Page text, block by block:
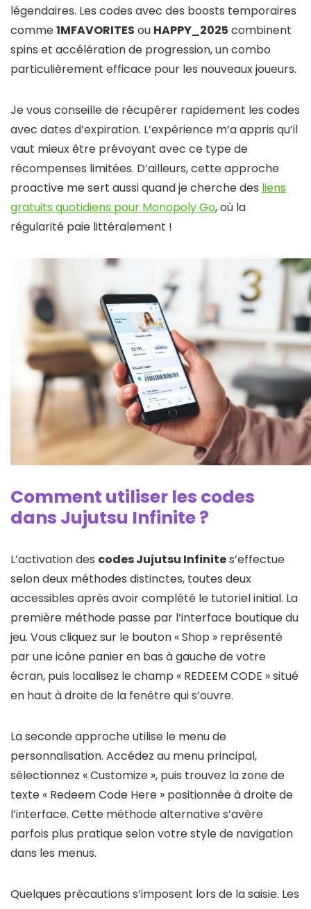
légendaires. Les codes avec des boosts temporaires
comme1MFAVORITES ou HAPPY_2025 combinent
spins et accélération de progression, un combo
particulièrement efficace pour les nouveaux joueurs.
Je vous conseille de récupérer rapidement les codes
avec dates d’expiration. L’expérience m’a appris qu’il
vaut mieux être prévoyant avec ce type de
récompenses limitées. D’ailleurs, cette approche
proactive me sert aussi quand je cherche des liens
gratuits quotidiens pour Monopoly Go, où la
régularité paie littéralement !
Comment utiliser les codes
dans Jujutsu Infinite ?
L’activation des codes Jujutsu Infinites’effectue
selon deux méthodes distinctes, toutes deux
accessibles après avoir complété le tutoriel initial. La
première méthode passe par l’interface boutique du
jeu. Vous cliquez sur le bouton « Shop » représenté
par une icône panier en bas à gauche de votre
écran, puis localisez le champ « REDEEM CODE » situé
en haut à droite de la fenêtre qui s’ouvre.
La seconde approche utilise le menu de
personnalisation. Accédez au menu principal,
sélectionnez « Customize », puis trouvez la zone de
texte « Redeem Code Here » positionnée à droite de
l’interface. Cette méthode alternative s’avère
parfois plus pratique selon votre style de navigation
dans les menus.
Quelques précautions s’imposent lors de la saisie. Les